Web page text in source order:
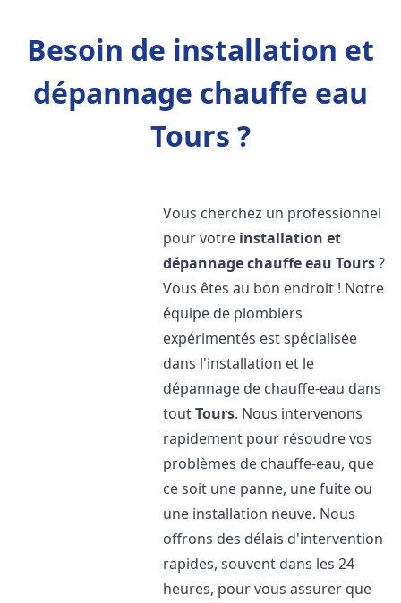
Besoin de installation et
dépannage chauffe eau
Tours ?
Vous cherchez un professionnel
pour votre installation et
dépannage chauffe eau Tours?
Vous êtes au bon endroit ! Notre
équipe de plombiers
expérimentés est spécialisée
dans l'installation et le
dépannage de chauffe-eau dans
toutTours. Nous intervenons
rapidement pour résoudre vos
problèmes de chauffe-eau, que
ce soit une panne, une fuite ou
une installation neuve. Nous
offrons des délais d'intervention
rapides, souvent dans les 24
heures, pour vous assurer que